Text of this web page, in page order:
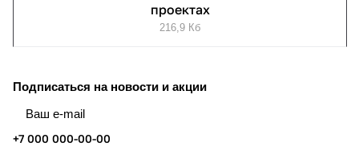
проектах
216,9 Кб
Подписаться на новости и акции
+7 000 000-00-00